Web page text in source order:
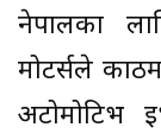
नेपालका
मोटर्सले
अटोमोटिभ